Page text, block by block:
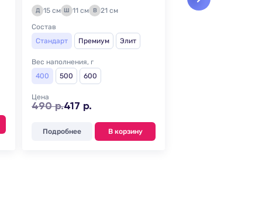
Д 15 см Ш 11 см В 21 см
Состав
Стандарт
Премиум Элит
Вес наполнения, г
400
500 600
Цена
490 р.417 р.
Подробнее В корзину